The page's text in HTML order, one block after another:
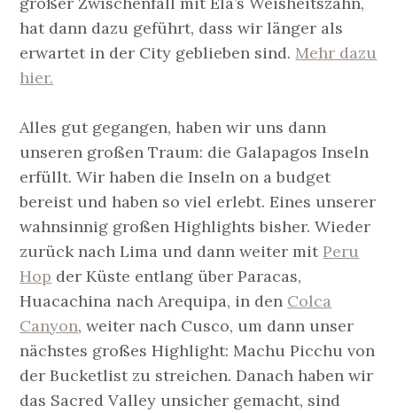
hat dann dazu geführt, dass wir länger als
erwartet in der City geblieben sind. Mehr dazu
hier.
Alles gut gegangen, haben wir uns dann
unseren großen Traum: die Galapagos Inseln
erfüllt. Wir haben die Inseln on a budget
bereist und haben so viel erlebt. Eines unserer
wahnsinnig großen Highlights bisher. Wieder
zurück nach Lima und dann weiter mit Peru
Hop der Küste entlang über Paracas,
Huacachina nach Arequipa, in den Colca
Canyon, weiter nach Cusco, um dann unser
nächstes großes Highlight: Machu Picchu von
der Bucketlist zu streichen. Danach haben wir
das Sacred Valley unsicher gemacht, sind